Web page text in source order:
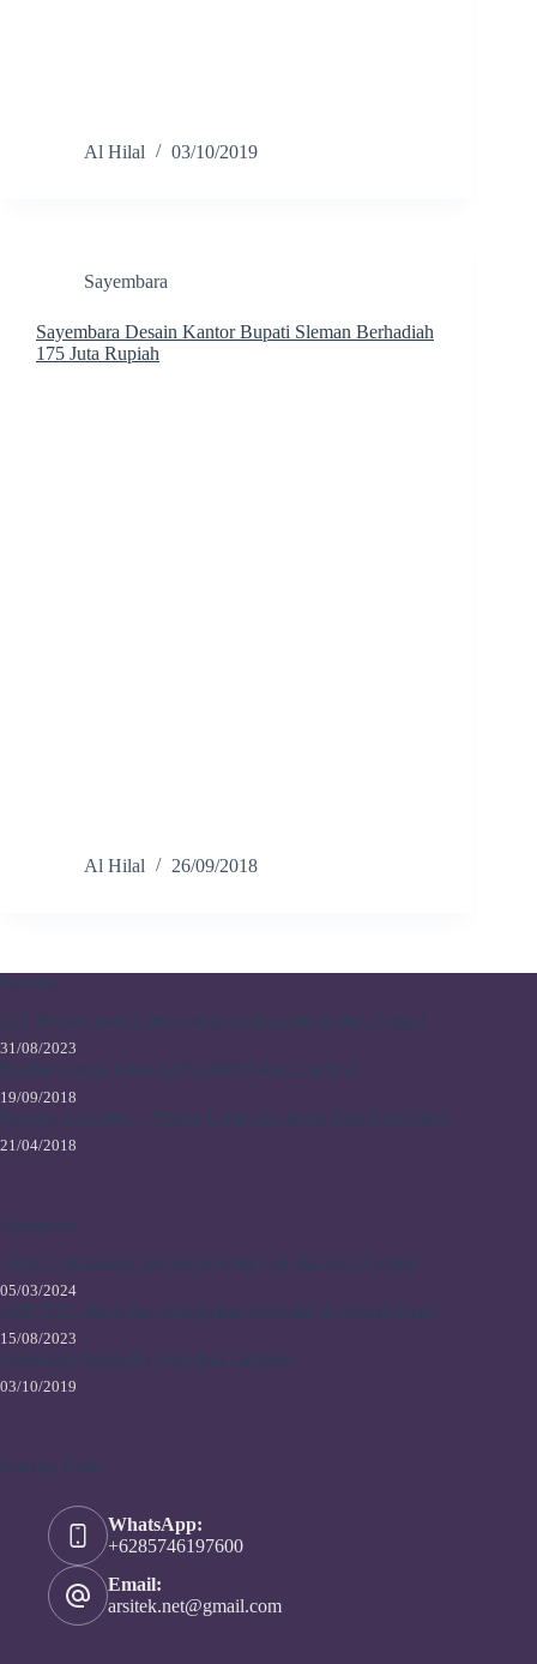
Al Hilal 03/10/2019
Sayembara
Sayembara Desain Kantor Bupati Sleman Berhadiah
175 Juta Rupiah
Al Hilal 26/09/2018
31/08/2023
19/09/2018
21/04/2018
05/03/2024
15/08/2023
03/10/2019
WhatsApp:
+6285746197600
Email:
arsitek.net@gmail.com